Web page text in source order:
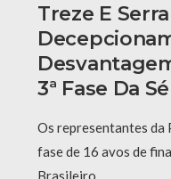
Treze E
3ª Fase Da
Os representantes da
fase de 16 avos de
Brasileiro. …